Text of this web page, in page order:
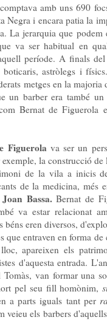
amb uns 690
Negra i encara patia la
La jerarquia que
va ser habitual en
període. A finals
boticaris, astròlegs i
metges en la
un barber era també
Bernat de Figuerola
Figuerola va ser un
la construcció
de la vila a inicis
de la medicina, més
Joan Bassa. Bernat de
va estar relacionat
béns eren diversos,
que entraven en forma
apareixen els
d'aquesta entrada.
van formar una
pel seu fill homònim,
a parts iguals tant per
veieu els barbers